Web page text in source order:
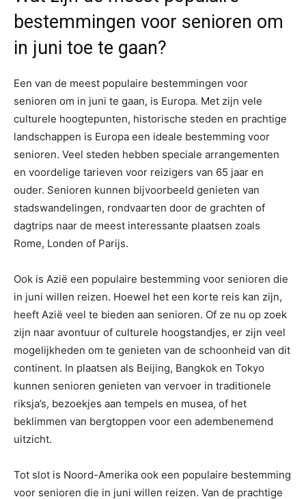
bestemmingen voor senioren om
in juni toe te gaan?
Een van de meest populaire bestemmingen voor
senioren om in juni te gaan, is Europa. Met zijn vele
culturele hoogtepunten, historische steden en prachtige
landschappen is Europa een ideale bestemming voor
senioren. Veel steden hebben speciale arrangementen
en voordelige tarieven voor reizigers van 65 jaar en
ouder. Senioren kunnen bijvoorbeeld genieten van
stadswandelingen, rondvaarten door de grachten of
dagtrips naar de meest interessante plaatsen zoals
Rome, Londen of Parijs.
Ook is Azië een populaire bestemming voor senioren die
in juni willen reizen. Hoewel het een korte reis kan zijn,
heeft Azië veel te bieden aan senioren. Of ze nu op zoek
zijn naar avontuur of culturele hoogstandjes, er zijn veel
mogelijkheden om te genieten van de schoonheid van dit
continent. In plaatsen als Beijing, Bangkok en Tokyo
kunnen senioren genieten van vervoer in traditionele
riksja’s, bezoekjes aan tempels en musea, of het
beklimmen van bergtoppen voor een adembenemend
uitzicht.
Tot slot is Noord-Amerika ook een populaire bestemming
voor senioren die in juni willen reizen. Van de prachtige